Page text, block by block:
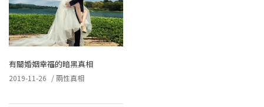
有關婚姻幸福的暗黑真相
2019-11-26 /兩性真相